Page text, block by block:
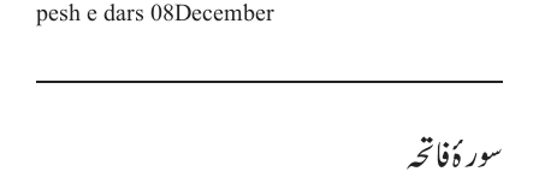
pesh e dars 08December
سورۂ فاتحہ